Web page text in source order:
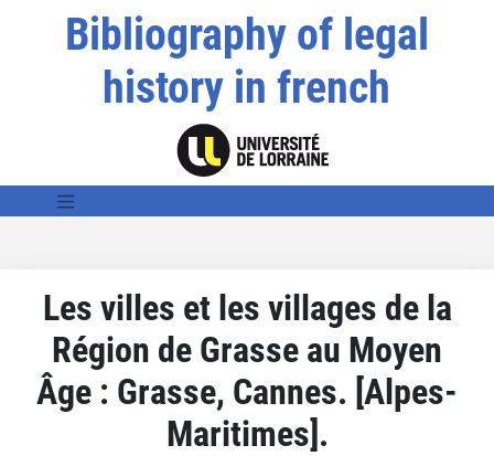
Bibliography of legal
history in french
Les villes et les villages de la
Région de Grasse au Moyen
Âge : Grasse, Cannes. [Alpes-
Maritimes].